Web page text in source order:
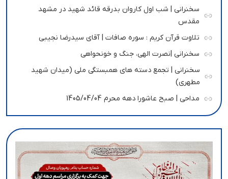
سخنرانی | شب اول کاروان بدرقه قائد شهید در مشهد
مقدس
تلاوت قرآن کریم : سوره صافات | آقای سیدرضا نجیبی
سخنرانی |نصرت الهی، جنگ و خونحواهی
سخنرانی | تجمع دسته های همبستگی ملی (میدان شهید
مطهری)
مداحی | صبح عاشورا دهه محرم 1405/04/04